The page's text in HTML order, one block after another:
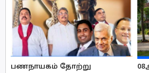
பணநாயகம் தோற்று